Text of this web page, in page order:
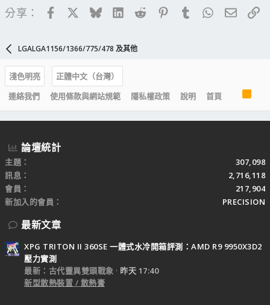
分享： FacebookBlueskyLinkedIn
Reddit PinterestTumblrWhatsApp
電子
LGALGA1156/1366/775/478 及其他
淺色明亮
正體中文（台灣）
連絡我們
使用條款與網站規範 隱私權政策 說明 首頁
S
論壇統計
主題
307,098
訊息
2,716,118
會員
217,904
新加入的會員
PRECISION
最新文章
XPG TRITON II 360SE 一體式水冷開箱評測：AMD R9 9950X3D2
壓力實測
最新：古代靈異雙頭戰象
昨天 17:40
新型散熱裝置 / 散熱膏